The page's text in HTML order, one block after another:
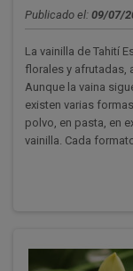
Publicado el: 09/07/
La vainilla de Tahití
florales y afrutadas,
Aunque la vaina
existen varias
polvo, en pasta, en
vainilla. Cada